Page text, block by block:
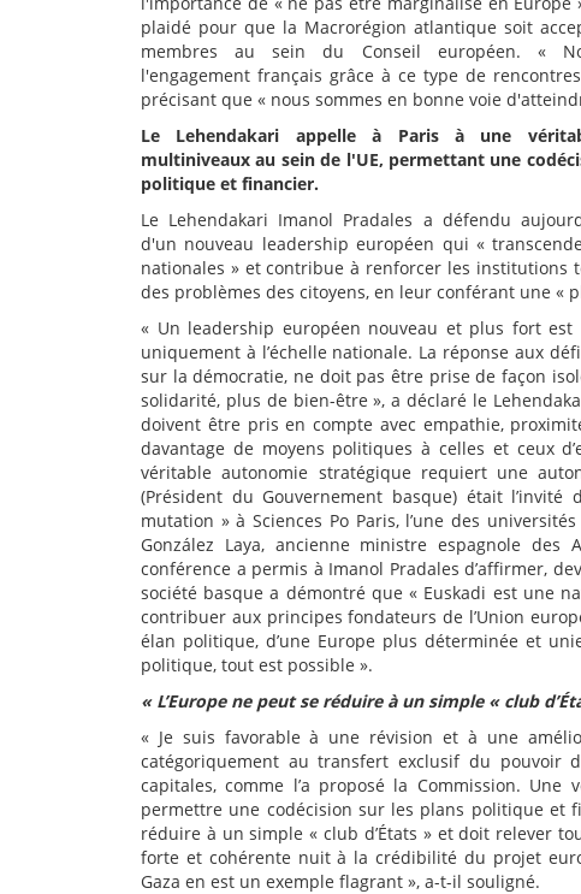
plaidé pour que la Macrorégion atlantique soit
membres au sein du Conseil européen. «
l'engagement français grâce à ce type de
précisant que « nous sommes en bonne voie
Le Lehendakari appelle à Paris à une
multiniveaux au sein de l'UE, permettant une
politique et financier.
Le Lehendakari Imanol Pradales a défendu
d'un nouveau leadership européen qui «
nationales » et contribue à renforcer les institutions
des problèmes des citoyens, en leur conférant une «
« Un leadership européen nouveau et plus fort
uniquement à l’échelle nationale. La réponse aux
sur la démocratie, ne doit pas être prise de façon
solidarité, plus de bien-être », a déclaré le
doivent être pris en compte avec empathie,
davantage de moyens politiques à celles et ceux
véritable autonomie stratégique requiert une
(Président du Gouvernement basque) était
mutation » à Sciences Po Paris, l’une des
González Laya, ancienne ministre espagnole des
conférence a permis à Imanol Pradales d’affirmer,
société basque a démontré que « Euskadi est une
contribuer aux principes fondateurs de l’Union
élan politique, d’une Europe plus déterminée et
politique, tout est possible ».
« L’Europe ne peut se réduire à un simple « club
« Je suis favorable à une révision et à une
catégoriquement au transfert exclusif du pouvoir
capitales, comme l’a proposé la Commission.
permettre une codécision sur les plans politique et
réduire à un simple « club d’États » et doit relever
forte et cohérente nuit à la crédibilité du projet
Gaza en est un exemple flagrant », a-t-il souligné.